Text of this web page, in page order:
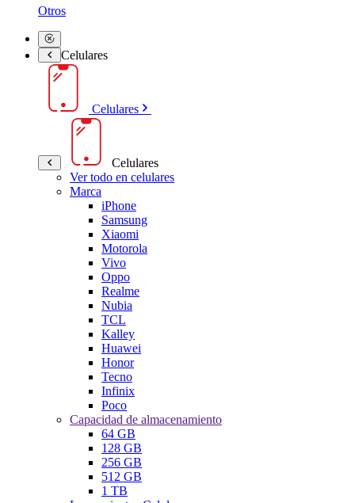
Otros
Celulares
Celulares
Celulares
Ver todo en celulares
Marca
iPhone
Samsung
Xiaomi
Motorola
Vivo
Oppo
Realme
Nubia
TCL
Kalley
Huawei
Honor
Tecno
Infinix
Poco
Capacidad de almacenamiento
64 GB
128 GB
256 GB
512 GB
1 TB